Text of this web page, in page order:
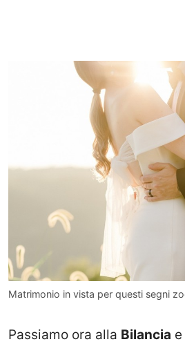
Matrimonio in vista per questi segni
Passiamo ora alla Bilancia